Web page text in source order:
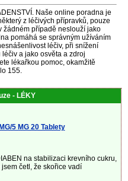
Naše online poradna je
z léčivých přípravků, pouze
žádném případě neslouží jako
pomáhá se správným užíváním
léčiv, při snížení
a jako osvěta a zdroj
lékařkou pomoc, okamžitě
155.
- LÉKY
5 MG 20 Tablety
na stabilizaci krevního cukru,
četl, že skořice vadí